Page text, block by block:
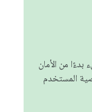
من الأمان
المستخدم